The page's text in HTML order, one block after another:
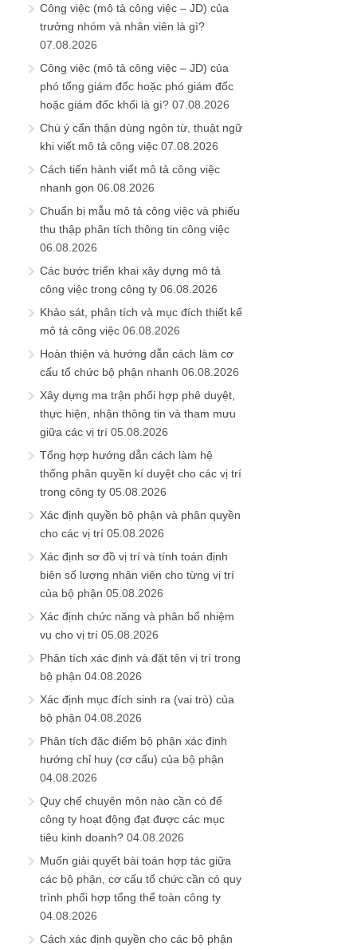
Công việc (mô tả công việc – JD) của
trưởng nhóm và nhân viên là gì?
07.08.2026
Công việc (mô tả công việc – JD) của
phó tổng giám đốc hoặc phó giám đốc
hoặc giám đốc khối là gì? 07.08.2026
Chú ý cẩn thận dùng ngôn từ, thuật ngữ
khi viết mô tả công việc 07.08.2026
Cách tiến hành viết mô tả công việc
nhanh gọn 06.08.2026
Chuẩn bị mẫu mô tả công việc và phiếu
thu thập phân tích thông tin công việc
06.08.2026
Các bước triển khai xây dựng mô tả
công việc trong công ty 06.08.2026
Khảo sát, phân tích và mục đích thiết kế
mô tả công việc 06.08.2026
Hoàn thiện và hướng dẫn cách làm cơ
cấu tổ chức bộ phận nhanh 06.08.2026
Xây dựng ma trận phối hợp phê duyệt,
thực hiện, nhận thông tin và tham mưu
giữa các vị trí 05.08.2026
Tổng hợp hướng dẫn cách làm hệ
thống phân quyền kí duyệt cho các vị trí
trong công ty 05.08.2026
Xác định quyền bộ phận và phân quyền
cho các vị trí 05.08.2026
Xác định sơ đồ vị trí và tính toán định
biên số lượng nhân viên cho từng vị trí
của bộ phận 05.08.2026
Xác định chức năng và phân bổ nhiệm
vụ cho vị trí 05.08.2026
Phân tích xác định và đặt tên vị trí trong
bộ phận 04.08.2026
Xác định mục đích sinh ra (vai trò) của
bộ phận 04.08.2026
Phân tích đặc điểm bộ phận xác định
hướng chỉ huy (cơ cấu) của bộ phận
04.08.2026
Quy chế chuyên môn nào cần có để
công ty hoạt động đạt được các mục
tiêu kinh doanh? 04.08.2026
Muốn giải quyết bài toán hợp tác giữa
các bộ phận, cơ cấu tổ chức cần có quy
trình phối hợp tổng thể toàn công ty
04.08.2026
Cách xác định quyền cho các bộ phận